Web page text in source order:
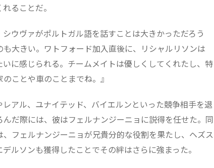
ることだ。
ウヴァがポルトガル語を話すことは大きかっただろう
大きい。ワトフォード加入直後に、リシャルリソンは
いに感じられる。チームメイトは優しくしてくれたし、特
ことや車のことまでね。』
アル、ユナイテッド、バイエルンといった競争相手を退
だ際には、彼はフェルナンジーニョに説得を任せた。同
フェルナンジーニョが兄貴分的な役割を果たし、ヘズス
ルソンも獲得したことでその絆はさらに強まった。